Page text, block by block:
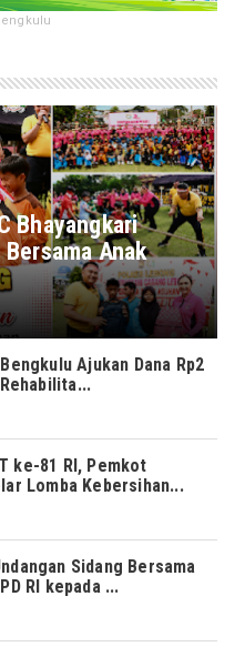
Bhayangkari
Anak
Ajukan Dana Rp2
ke-81 RI, Pemkot
Lomba Kebersihan...
Sidang Bersama
RI kepada ...